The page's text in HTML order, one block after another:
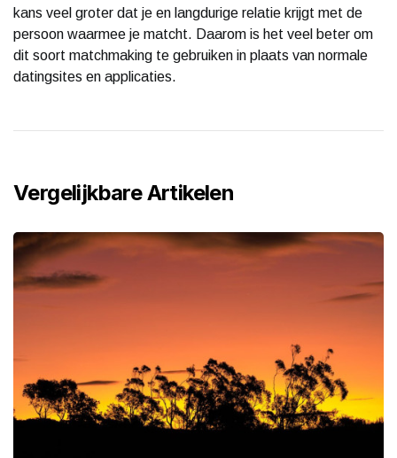
kans veel groter dat je en langdurige relatie krijgt met de
persoon waarmee je matcht. Daarom is het veel beter om
dit soort matchmaking te gebruiken in plaats van normale
datingsites en applicaties.
Vergelijkbare Artikelen